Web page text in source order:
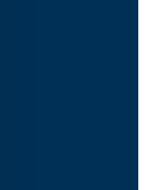
(CPP)